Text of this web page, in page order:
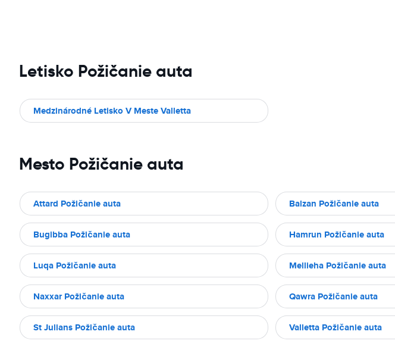
Letisko Požičanie auta
Medzinárodné Letisko V Meste Valletta
Mesto Požičanie auta
Attard Požičanie auta Balzan Požičanie auta
Bugibba Požičanie auta Hamrun Požičanie auta
Luqa Požičanie auta Mellieha Požičanie auta
Naxxar Požičanie auta Qawra Požičanie auta
St Julians Požičanie auta Valletta Požičanie auta